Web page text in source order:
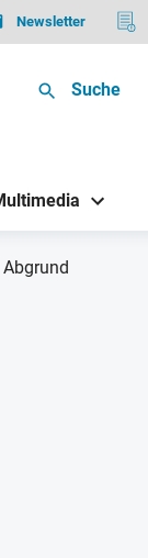
Newsletter
Suche